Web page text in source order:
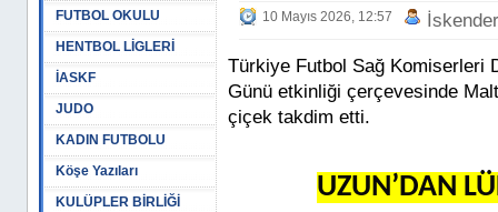
FUTBOL OKULU
HENTBOL LİGLERİ
İASKF
JUDO
KADIN FUTBOLU
Köşe Yazıları
KULÜPLER BİRLİĞİ
10 Mayıs 2026, 12:57
Türkiye Futbol Sağ Komiserleri
Günü etkinliği çerçevesinde
çiçek takdim etti.
UZUN’DAN